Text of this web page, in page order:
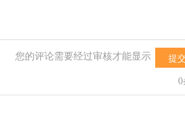
提
您的评论需要经过审核才能显示
0